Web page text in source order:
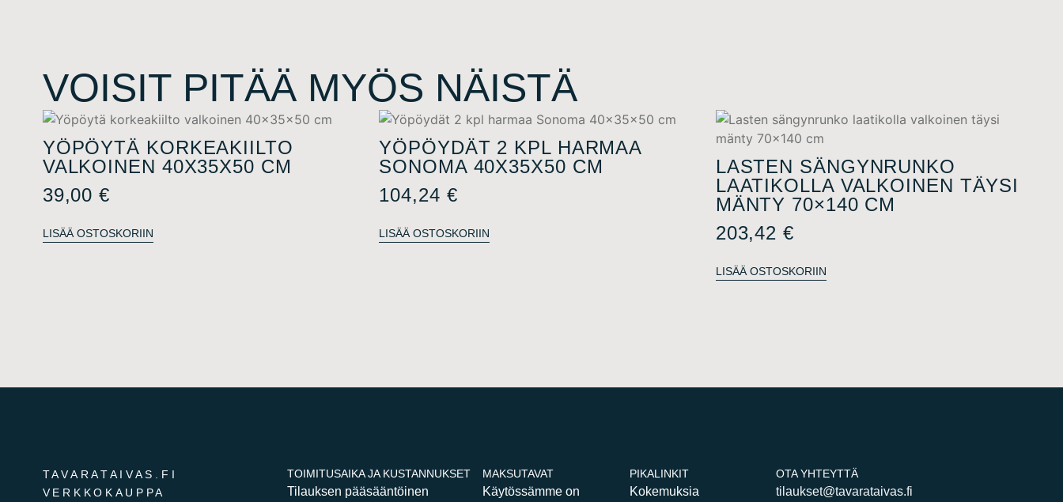
VOISIT PITÄÄ MYÖS NÄISTÄ
YÖPÖYTÄ KORKEAKIILTO
VALKOINEN 40X35X50 CM
39,00€
LISÄÄ OSTOSKORIIN
YÖPÖYDÄT 2 KPL HARMAA
SONOMA 40X35X50 CM
104,24 €
LISÄÄ OSTOSKORIIN
LASTEN SÄNGYNRUNKO
LAATIKOLLA VALKOINEN TÄYSI
MÄNTY 70×140 CM
203,42€
LISÄÄ OSTOSKORIIN
TAVARATAIVAS.FI
VERKKOKAUPPA
TOIMITUSAIKA JA KUSTANNUKSET
Tilauksen pääsääntöinen
MAKSUTAVAT
Käytössämme on
PIKALINKIT
Kokemuksia
OTA YHTEYTTÄ
tilaukset@tavarataivas.fi